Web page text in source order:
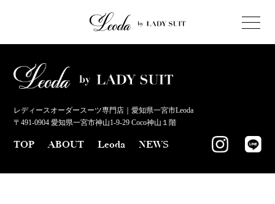
レディースオーダースーツ専門店｜愛知県一宮市Leoda
〒491-0904 愛知県一宮市神山1-9-29 Coco神山１階
TOP ABOUT Leoda NEWS